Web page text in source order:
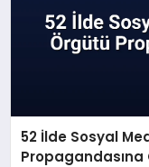
52 İlde Sosyal
Propagandasına